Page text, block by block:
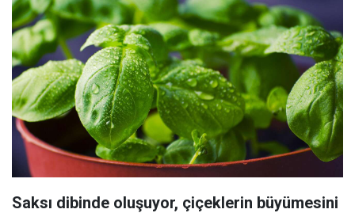
Saksı dibinde oluşuyor, çiçeklerin büyümesini